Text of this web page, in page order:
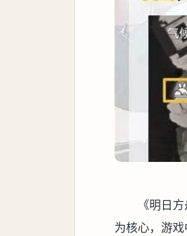
《明日
为核心，游